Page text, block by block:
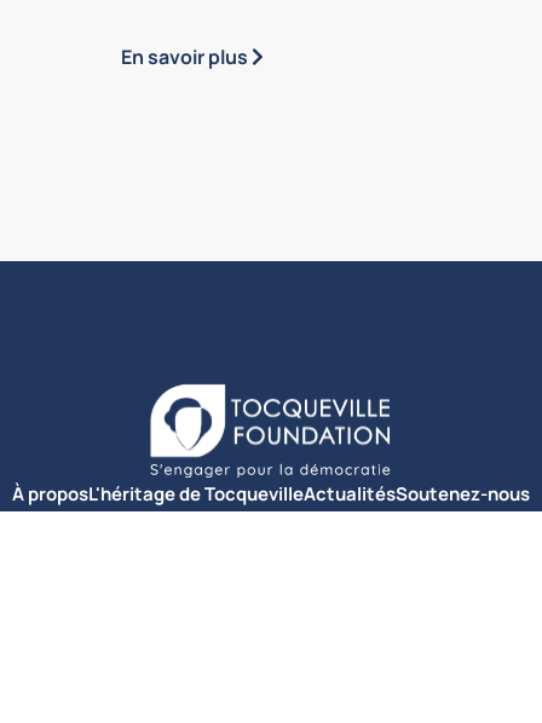
En savoir plus
À proposL'héritage de TocquevilleActualitésSoutenez-nous